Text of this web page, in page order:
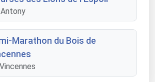
Antony
Marathon du Bois de
Vincennes